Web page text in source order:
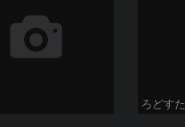
ろどすた